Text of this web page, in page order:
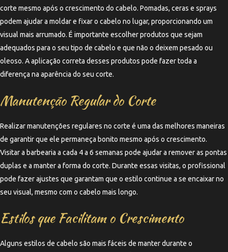
corte mesmo após o crescimento do cabelo. Pomadas, ceras e sprays
podem ajudar a moldar e fixar o cabelo no lugar, proporcionando um
visual mais arrumado. É importante escolher produtos que sejam
adequados para o seu tipo de cabelo e que não o deixem pesado ou
oleoso. A aplicação correta desses produtos pode fazer toda a
diferença na aparência do seu corte.
Manutenção Regular do Corte
Realizar manutenções regulares no corte é uma das melhores maneiras
de garantir que ele permaneça bonito mesmo após o crescimento.
Visitar a barbearia a cada 4 a 6 semanas pode ajudar a remover as pontas
duplas e a manter a forma do corte. Durante essas visitas, o profissional
pode fazer ajustes que garantam que o estilo continue a se encaixar no
seu visual, mesmo com o cabelo mais longo.
Estilos que Facilitam o Crescimento
Alguns estilos de cabelo são mais fáceis de manter durante o